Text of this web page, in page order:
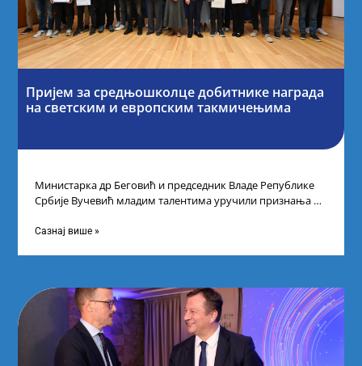
Пријем за средњошколце добитнике награда
на светским и европским такмичењима
Министарка др Беговић и председник Владе Републике
Србије Вучевић младим талентима уручили признања У
Сазнај више »